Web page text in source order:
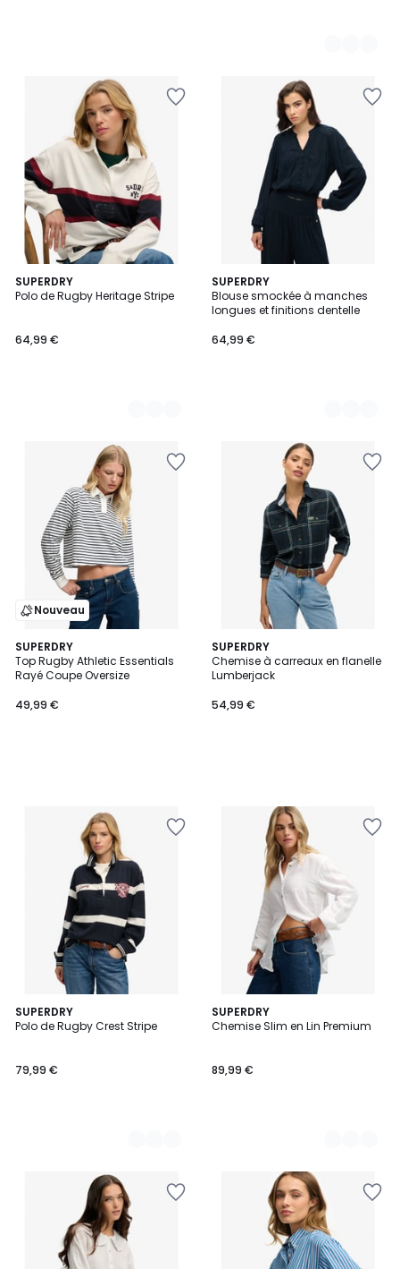
SUPERDRY
Polo de Rugby Heritage Stripe
64,99 €
8
Couleurs
SUPERDRY
Blouse smockée à manches
longues et finitions dentelle
64,99 €
2
Couleurs
Nouveau
SUPERDRY
Top Rugby Athletic Essentials
Rayé Coupe Oversize
49,99 €
SUPERDRY
Chemise à carreaux en flanelle
Lumberjack
54,99 €
SUPERDRY
Polo de Rugby Crest Stripe
79,99 €
2
Couleurs
SUPERDRY
Chemise Slim en Lin Premium
89,99 €
3
Couleurs